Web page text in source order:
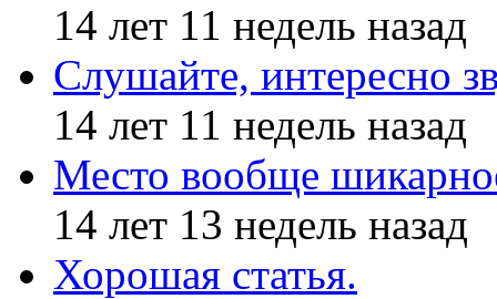
14 лет 11 недель назад
Слушайте, интересно
14 лет 11 недель назад
Место вообще
14 лет 13 недель назад
Хорошая статья.